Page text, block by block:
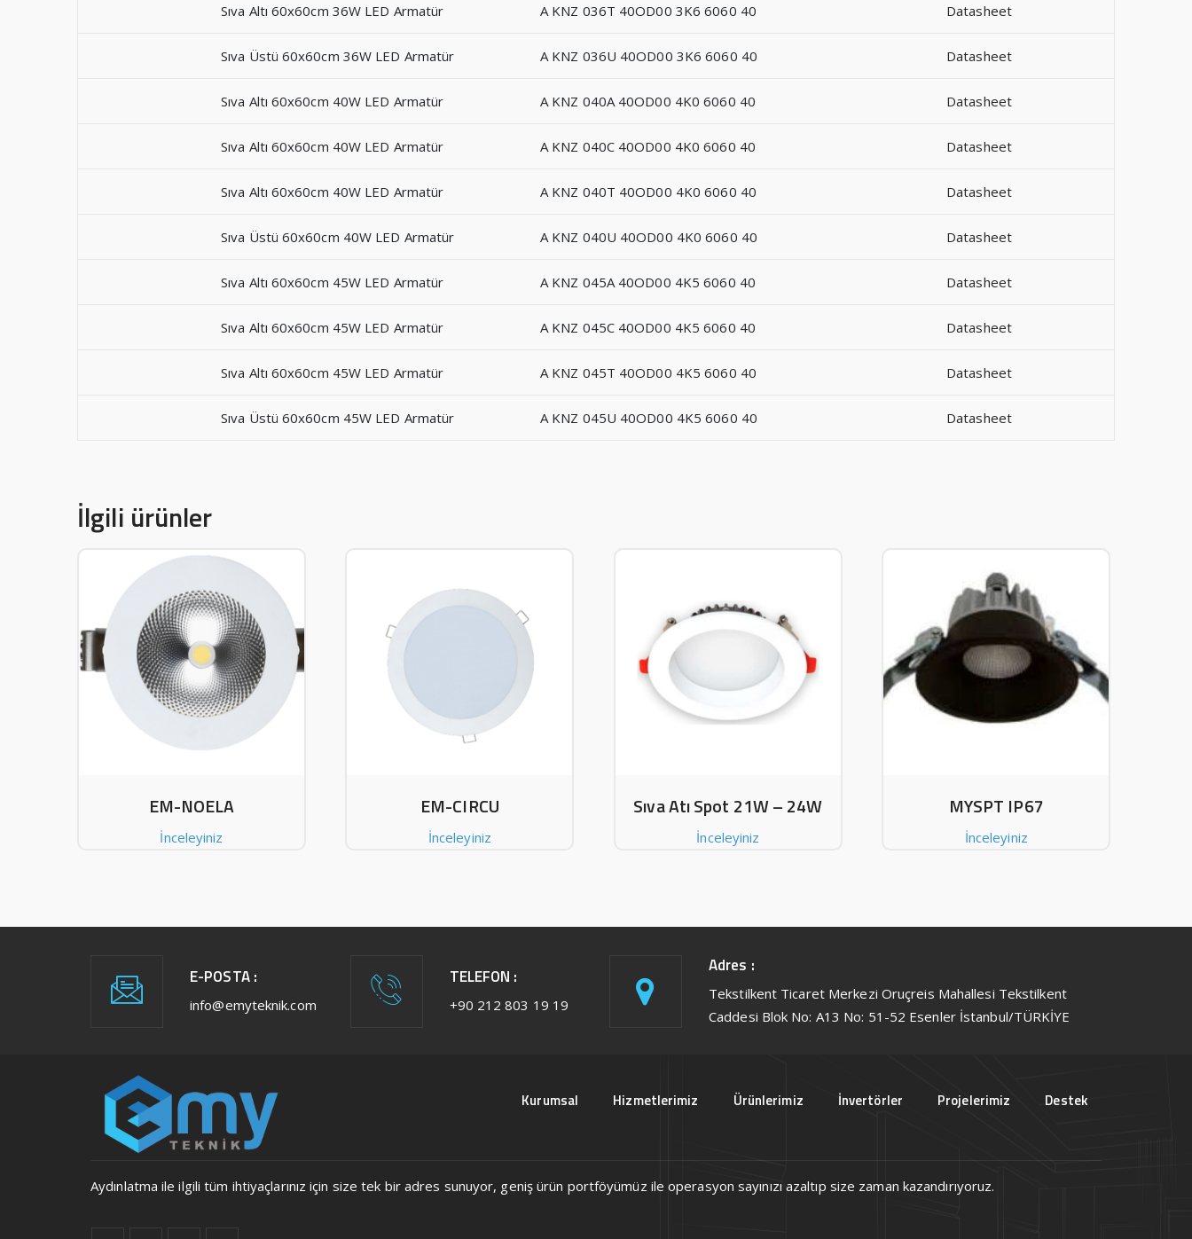
Sıva Altı 60x60cm 36W LED Armatür A KNZ 036T 40OD00 3K6 6060 40 Datasheet
Sıva Üstü 60x60cm 36W LED Armatür A KNZ 036U 40OD00 3K6 6060 40 Datasheet
Sıva Altı 60x60cm 40W LED Armatür A KNZ 040A 40OD00 4K0 6060 40 Datasheet
Sıva Altı 60x60cm 40W LED Armatür A KNZ 040C 40OD00 4K0 6060 40 Datasheet
Sıva Altı 60x60cm 40W LED Armatür A KNZ 040T 40OD00 4K0 6060 40 Datasheet
Sıva Üstü 60x60cm 40W LED Armatür A KNZ 040U 40OD00 4K0 6060 40 Datasheet
Sıva Altı 60x60cm 45W LED Armatür A KNZ 045A 40OD00 4K5 6060 40 Datasheet
Sıva Altı 60x60cm 45W LED Armatür A KNZ 045C 40OD00 4K5 6060 40 Datasheet
Sıva Altı 60x60cm 45W LED Armatür A KNZ 045T 40OD00 4K5 6060 40 Datasheet
Sıva Üstü 60x60cm 45W LED Armatür A KNZ 045U 40OD00 4K5 6060 40 Datasheet
İlgili ürünler
EM-NOELA
İnceleyiniz
EM-CIRCU
İnceleyiniz
Sıva Atı Spot 21W – 24W
İnceleyiniz
MYSPT IP67
İnceleyiniz
E-POSTA :
info@emyteknik.com
TELEFON :
+90 212 803 19 19
Adres :
Tekstilkent Ticaret Merkezi Oruçreis Mahallesi Tekstilkent
Caddesi Blok No: A13 No: 51-52 Esenler İstanbul/TÜRKİYE
Kurumsal Hizmetlerimiz Ürünlerimiz İnvertörler Projelerimiz Destek
Aydınlatma ile ilgili tüm ihtiyaçlarınız için size tek bir adres sunuyor, geniş ürün portföyümüz ile operasyon sayınızı azaltıp size zaman kazandırıyoruz.